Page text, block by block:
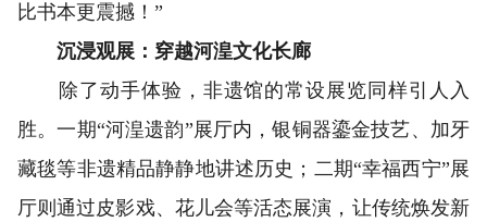
比书本更震撼！”
沉浸观展：穿越河湟文化长廊
除了动手体验，非遗馆的常设展览同样引人入
胜。一期“河湟遗韵”展厅内，银铜器鎏金技艺、加牙
藏毯等非遗精品静静地讲述历史；二期“幸福西宁”展
厅则通过皮影戏、花儿会等活态展演，让传统焕发新